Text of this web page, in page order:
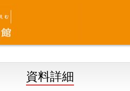
資料詳細